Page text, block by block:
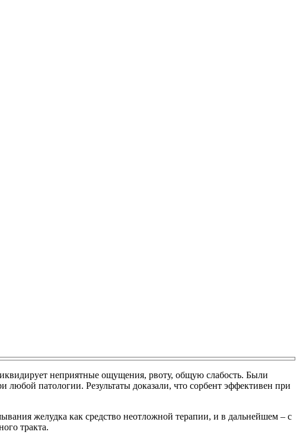
неприятные ощущения, рвоту, общую слабость. Были
патологии. Результаты доказали, что сорбент эффективен при
желудка как средство неотложной терапии, и в дальнейшем – с
тракта.